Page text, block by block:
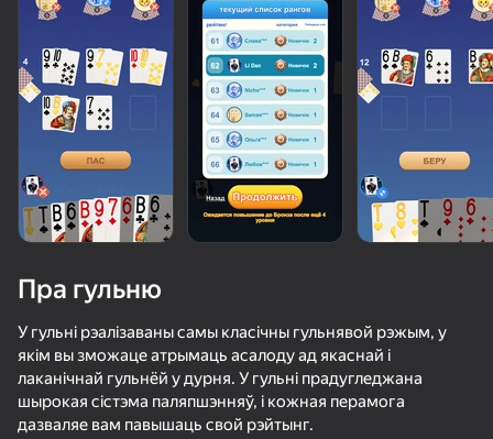
50+ лепшых гульняў, у якія гуляюць
нават тыя, хто «не гуляе»
Симулятор мужской дуэли 3D
Шашки+
Ono Classic Cards
Пра гульню
У гульні рэалізаваны самы класічны гульнявой рэжым, у
якім вы зможаце атрымаць асалоду ад якаснай і
лаканічнай гульнёй у дурня. У гульні прадугледжана
шырокая сістэма паляпшэнняў, і кожная перамога
дазваляе вам павышаць свой рэйтынг.